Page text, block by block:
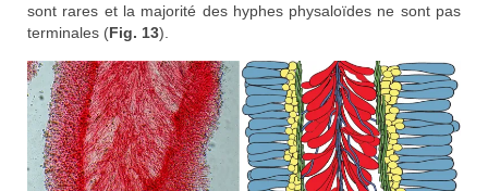
sont rares et la majorité des hyphes physaloïdes ne sont pas
terminales (Fig. 13).